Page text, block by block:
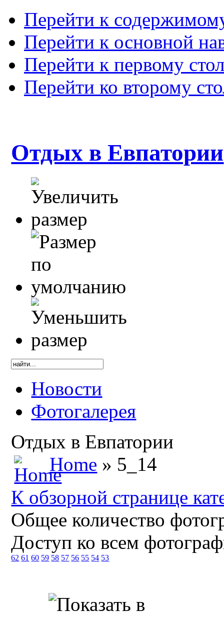
Перейти к
Перейти к основной
Перейти к первому
Перейти ко второму
Отдых в Евпатории
Новости
Фотогалерея
Отдых в Евпатории
Home » 5_14
К обзорной странице
Общее количество
Доступ ко всем
62 61 60 59 58 57 56 55 54 53